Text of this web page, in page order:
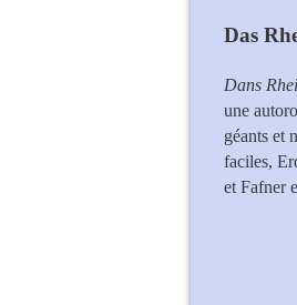
Das
Dans
une
géants et
faciles,
et Fafner